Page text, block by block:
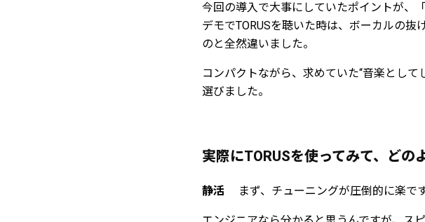
今回の導入で大事にしていたポイントが、
デモでTORUSを聴いた時は、ボーカルの
のと全然違いました。
コンパクトながら、求めていた“音楽とし
選びました。
実際にTORUSを使ってみて、どの
静活 まず、チューニングが圧倒的に楽で